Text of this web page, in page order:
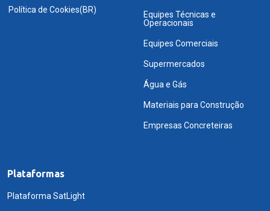
Política de Cookies(BR)
Equipes Técnicas e
Operacionais
Equipes Comerciais
Supermercados
Água e Gás
Materiais para Construção
Empresas Concreteiras
Plataformas
Plataforma SatLight